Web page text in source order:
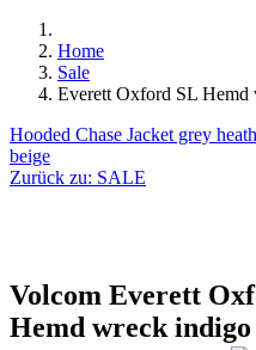
Home
Sale
Everett Oxford SL Hemd
Hooded Chase Jacket grey
beige
Zurück zu: SALE
Volcom Everett
Hemd wreck indigo